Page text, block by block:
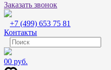
Заказать звонок
+7 (499) 653 75 81
Контакты
00 руб.